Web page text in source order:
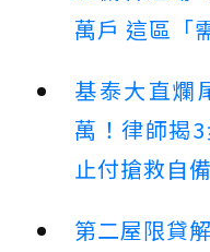
萬戶 這區「
基泰大直爛
萬！律師揭
止付搶救自
第二屋限貸